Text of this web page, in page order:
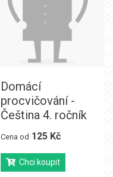
Domácí
procvičování -
Čeština 4. ročník
Cena od 125 Kč
Chci koupit